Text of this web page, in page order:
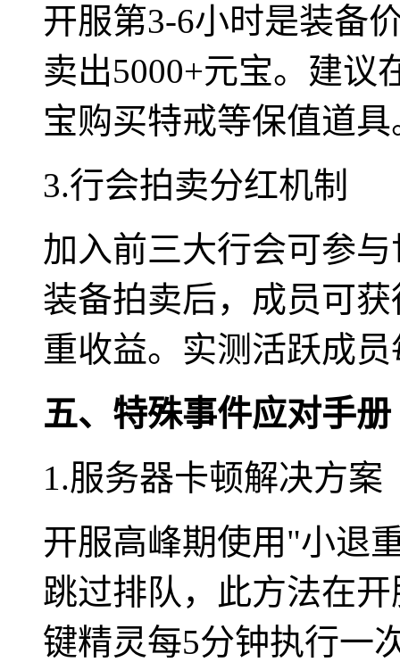
开服第3-6小时是装备
卖出5000+元宝。建议
宝购买特戒等保值道具
3.行会拍卖分红机制
加入前三大行会可参
装备拍卖后，成员可
重收益。实测活跃成
五、特殊事件应对手册
1.服务器卡顿解决方案
开服高峰期使用"小退
跳过排队，此方法在
键精灵每5分钟执行一